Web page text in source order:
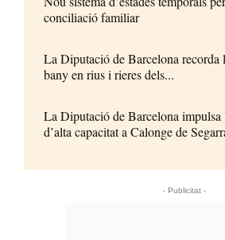
conciliació familiar
La Diputació de Barcelona recorda
bany en rius i rieres dels...
La Diputació de Barcelona
d’alta capacitat a Calonge de
- Publicitat -